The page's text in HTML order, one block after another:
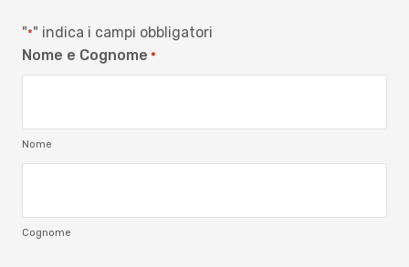
"*" indica i campi obbligatori
Nome e Cognome *
Nome
Cognome